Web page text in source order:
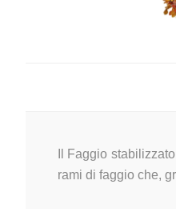
Il Faggio
rami di faggio che,